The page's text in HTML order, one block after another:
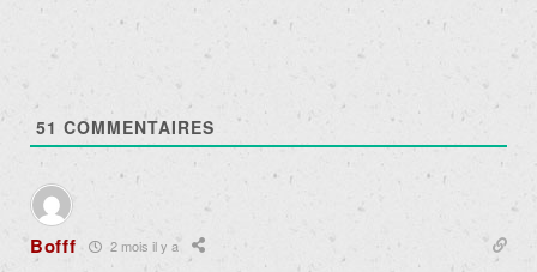
51 COMMENTAIRES
Bofff 2 mois il y a